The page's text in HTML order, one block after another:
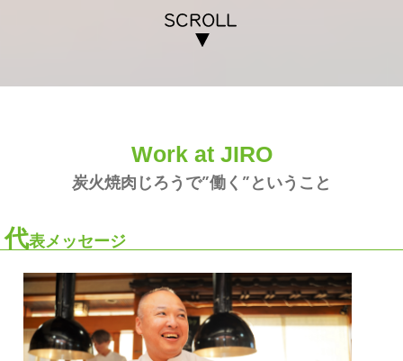
Work at JIRO
炭火焼肉じろうで”働く”ということ
代表メッセージ